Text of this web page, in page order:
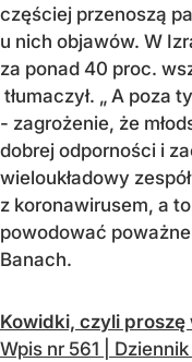
częściej przenoszą
u nich objawów. W
za ponad 40 proc.
tłumaczył. „ A poza
- zagrożenie, że
dobrej odporności i
wieloukładowy
z koronawirusem, a
powodować poważne
Banach.
Kowidki, czyli
Wpis nr 561 |